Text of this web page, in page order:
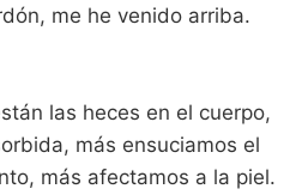
me he venido arriba.
las heces en el cuerpo,
más ensuciamos el
más afectamos a la piel.